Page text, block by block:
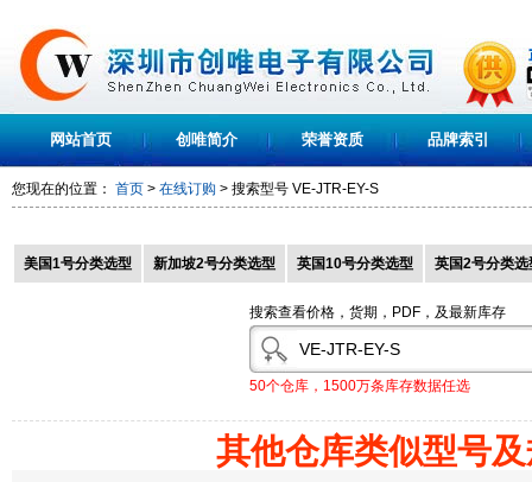
网站首页 创唯简介 荣誉资质 品牌索引
您现在的位置： 首页 > 在线订购 > 搜索型号 VE-JTR-EY-S
美国1号分类选型 新加坡2号分类选型 英国10号分类选型 英国2号分类选
搜索查看价格，货期，PDF，及最新库存
50个仓库，1500万条库存数据任选
其他仓库类似型号